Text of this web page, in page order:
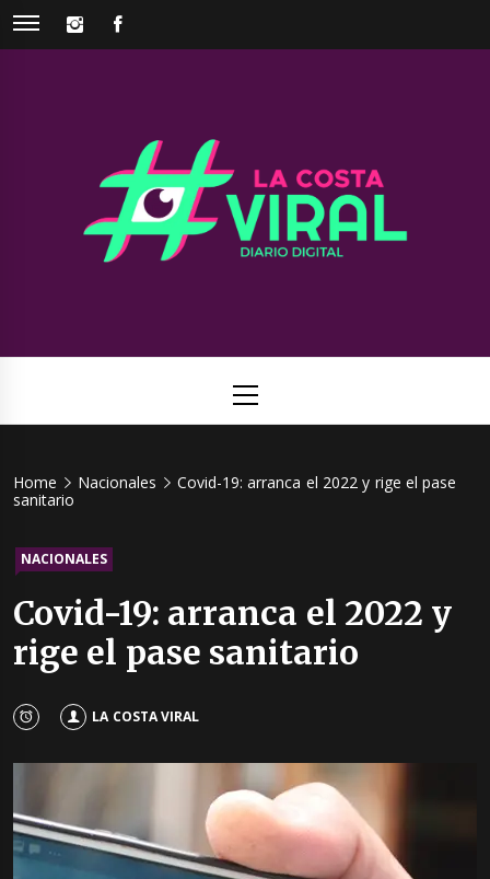
Skip
INSTAGRAM
Viral
Menu
Home Nacionales
Covid-19: arranca el 2022 y rige el pase
sanitario
NACIONALES
Covid-19: arranca el 2022 y
rige el pase sanitario
LA COSTA VIRAL